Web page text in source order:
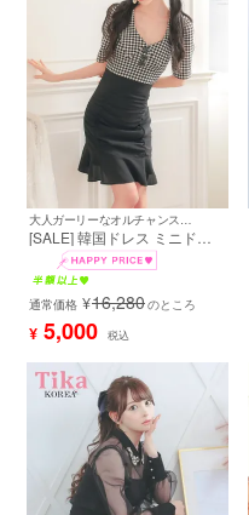
[SALE] 韓国ドレス ミニドレ
ス 襟付き 袖あり ギンガムチ
ェック柄 ギャザー 裾フリル
タイト キャバドレス (緩苺着
用) [tk-mdk5079]
通常価格 ¥16,280のところ
¥ 5,000 税込